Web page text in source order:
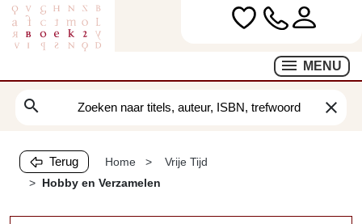
MENU
search clear
Terug Home
Vrije Tijd
Hobby en Verzamelen